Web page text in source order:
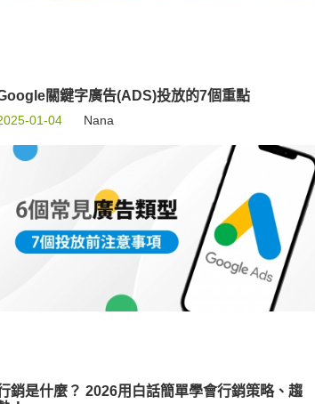
關鍵字廣告(ADS)投放的7個重點
01-04 Nana
銷是什麼？ 2026用白話簡單學會行銷策略、趨